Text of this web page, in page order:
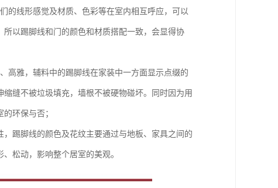
的线形感觉及材质、色彩等在室内相互呼应，可以
以踢脚线和门的颜色和材质搭配一致，会显得协
高雅，辅料中的踢脚线在家装中一方面显示点缀的
缝不被垃圾填充，墙根不被硬物碰坏。同时因为用
环保与否；
踢脚线的颜色及花纹主要通过与地板、家具之间的
松动，影响整个居室的美观。